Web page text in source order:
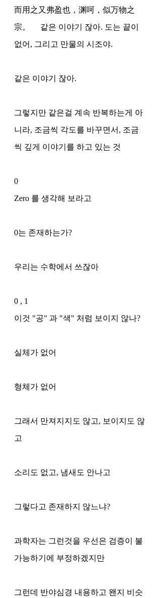
而用之又弗盈也，渊呵，似万物之
宗。     같은 이야기 잖아. 도는 끝이
없어, 그리고 만물의 시조야.
같은 이야기 잖아.
그렇지만 같은걸 계속 반복하는게 아
니라, 조금씩 각도를 바꾸면서, 조금
씩 깊게 이야기를 하고 있는 것
0
Zero 를 생각해 보라고
0는 존재하는가?
우리는 수학에서 쓰잖아
0 , 1
이것 "공" 과 "색" 처럼 보이지 않나?
실체가 없어
형체가 없어
그래서 만져지지도 않고, 보이지도 않
고
소리도 없고, 냄새도 안나고
그렇다고 존재하지 않느냐?
과학자는 그런것을 우선은 검증이 불
가능하기에 부정하겠지만
그런데 반야심경 내용하고 왠지 비슷